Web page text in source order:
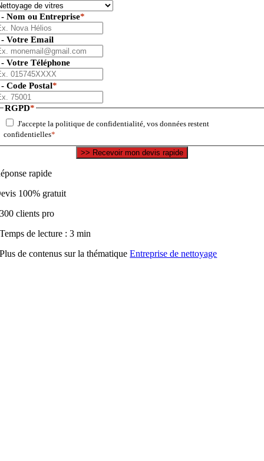
- Nom ou Entreprise*
- Votre Email
- Votre Téléphone
Code Postal*
RGPD*
J'accepte la politique de confidentialité, vos données restent
confidentielles*
rapide
100% gratuit
clients pro
Temps de lecture : 3 min
Plus de contenus sur la thématiqueEntreprise de nettoyage